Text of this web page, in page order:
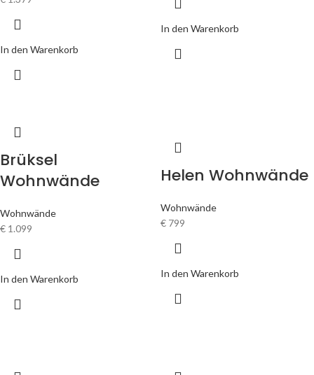
In den Warenkorb
In den Warenkorb
Brüksel
Wohnwände
Wohnwände
€ 1.099
In den Warenkorb
Helen Wohnwände
Wohnwände
€ 799
In den Warenkorb